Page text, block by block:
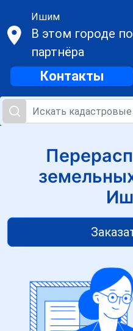
Ишим
В этом городе
партнёра
Контакты